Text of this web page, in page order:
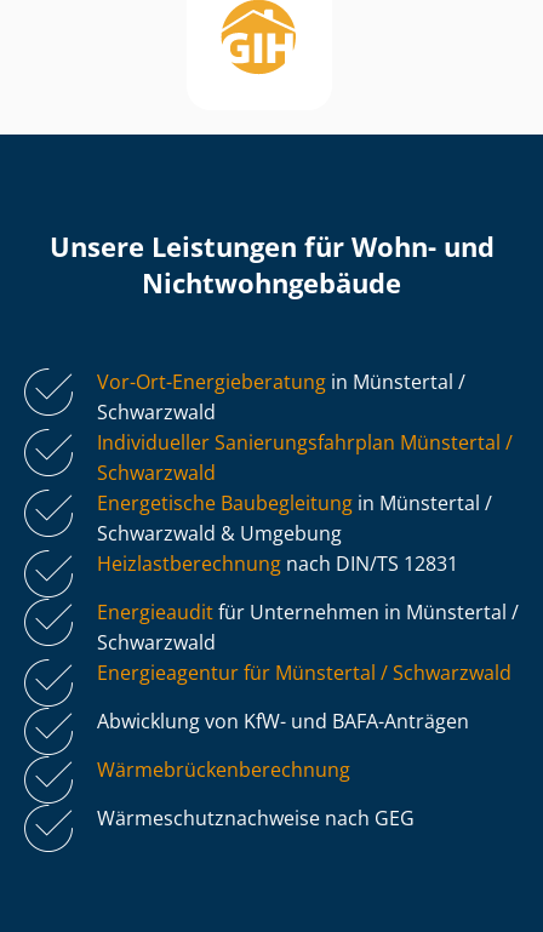
Unsere Leistungen für Wohn- und
Nicht­wohn­ge­bäu­de
Vor-Ort-Energieberatung in Münstertal /
Schwarzwald
Individueller Sa­nie­rungs­fahr­plan Münstertal /
Schwarzwald
Energetische Baubegleitung in Münstertal /
Schwarzwald & Umgebung
Heiz­last­be­rech­nung nach DIN/TS 12831
Energieauditfür Unternehmen in Münstertal /
Schwarzwald
Energieagentur für Münstertal / Schwarzwald
Abwicklung von KfW- und BAFA-Anträgen
Wär­me­brü­cken­be­rech­nung
Wär­me­schutz­nach­wei­se nach GEG